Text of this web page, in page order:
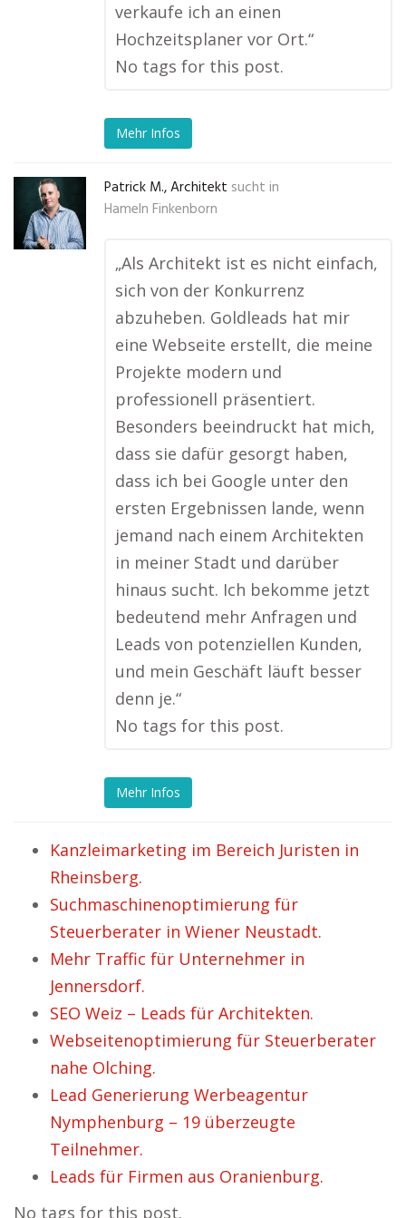
verkaufe ich an einen
Hochzeitsplaner vor Ort.“
No tags for this post.
Mehr Infos
Patrick M., Architekt sucht in
Hameln Finkenborn
„Als Architekt ist es nicht einfach,
sich von der Konkurrenz
abzuheben. Goldleads hat mir
eine Webseite erstellt, die meine
Projekte modern und
professionell präsentiert.
Besonders beeindruckt hat mich,
dass sie dafür gesorgt haben,
dass ich bei Google unter den
ersten Ergebnissen lande, wenn
jemand nach einem Architekten
in meiner Stadt und darüber
hinaus sucht. Ich bekomme jetzt
bedeutend mehr Anfragen und
Leads von potenziellen Kunden,
und mein Geschäft läuft besser
denn je.“
No tags for this post.
Mehr Infos
Kanzleimarketing im Bereich Juristen in
Rheinsberg.
Suchmaschinenoptimierung für
Steuerberater in Wiener Neustadt.
Mehr Traffic für Unternehmer in
Jennersdorf.
SEO Weiz – Leads für Architekten.
Webseitenoptimierung für Steuerberater
nahe Olching.
Lead Generierung Werbeagentur
Nymphenburg – 19 überzeugte
Teilnehmer.
Leads für Firmen aus Oranienburg.
No tags for this post.